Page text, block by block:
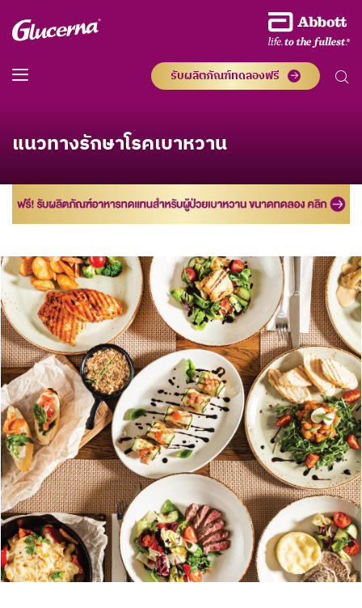
รับผลิตภัณฑ์ทดลองฟรี
แนวทางรักษาโรคเบาหวาน